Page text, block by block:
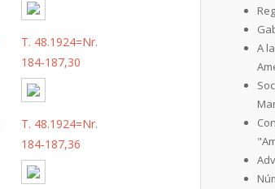
T. 48.1924=Nr.
184-187,30
T. 48.1924=Nr.
184-187,36
A